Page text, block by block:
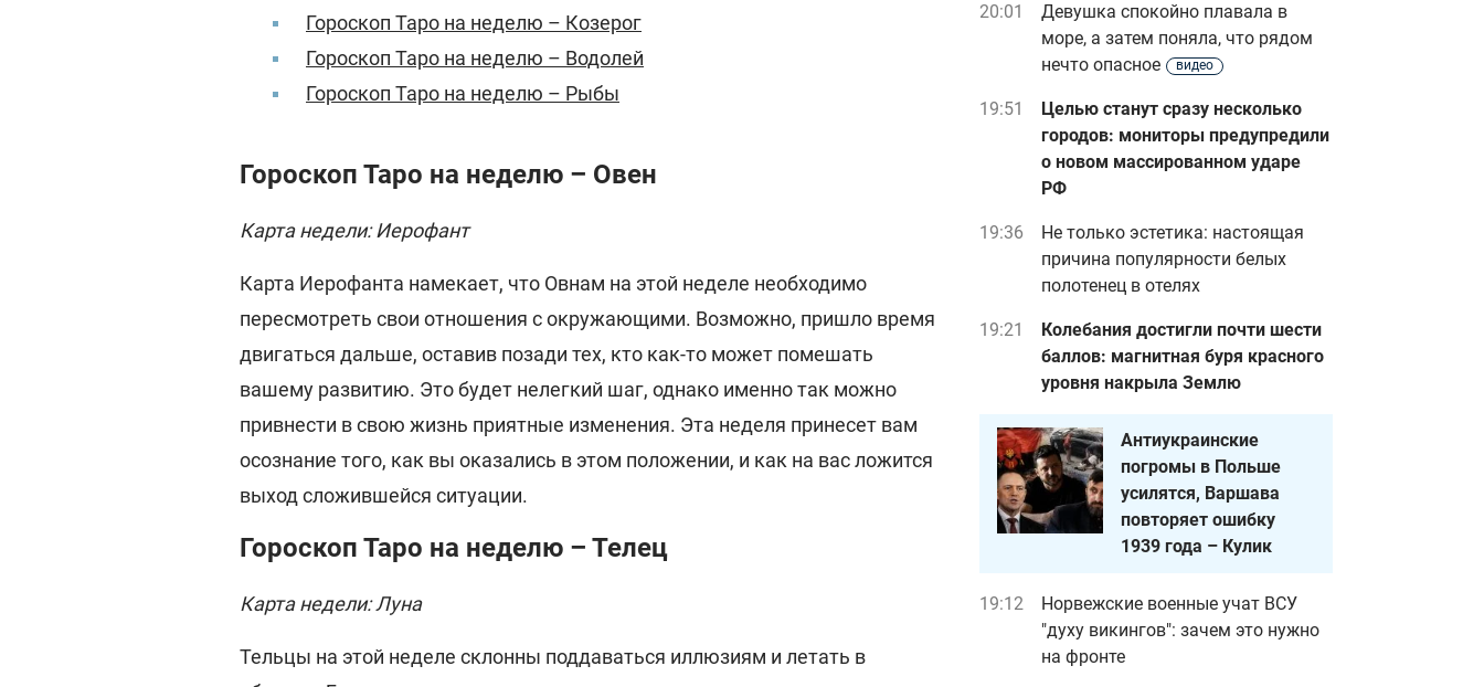
Гороскоп Таро на неделю – Козерог
Гороскоп Таро на неделю – Водолей
Гороскоп Таро на неделю – Рыбы
Гороскоп Таро на неделю – Овен
Карта недели: Иерофант
Карта Иерофанта намекает, что Овнам на этой неделе необходимо
пересмотреть свои отношения с окружающими. Возможно, пришло время
двигаться дальше, оставив позади тех, кто как-то может помешать
вашему развитию. Это будет нелегкий шаг, однако именно так можно
привнести в свою жизнь приятные изменения. Эта неделя принесет вам
осознание того, как вы оказались в этом положении, и как на вас ложится
выход сложившейся ситуации.
Гороскоп Таро на неделю – Телец
Карта недели: Луна
Тельцы на этой неделе склонны поддаваться иллюзиям и летать в
20:01
Девушка спокойно плавала в
море, а затем поняла, что рядом
нечто опасное
видео
19:51
Целью станут сразу несколько
городов: мониторы предупредили
о новом массированном ударе
РФ
19:36
Не только эстетика: настоящая
причина популярности белых
полотенец в отелях
19:21
Колебания достигли почти шести
баллов: магнитная буря красного
уровня накрыла Землю
Антиукраинские
погромы в Польше
усилятся, Варшава
повторяет ошибку
1939 года – Кулик
19:12
Норвежские военные учат ВСУ
"духу викингов": зачем это нужно
на фронте